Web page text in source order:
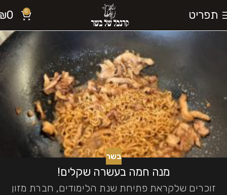
תפריט 0
0
בשר
מנה חמה בעשרה שקלים!
זוכרים שלקראת פתיחת שנת הלימודים, חברת מזון